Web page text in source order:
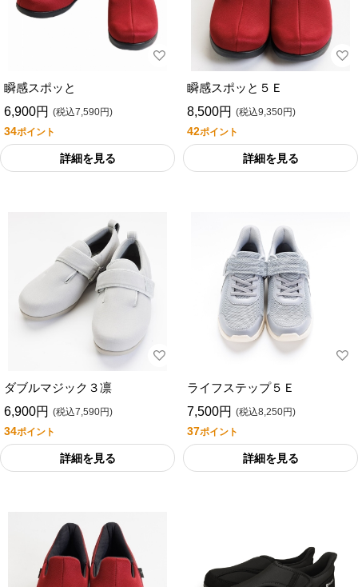
瞬感スポッと
6,900円 (税込7,590円)
34ポイント
詳細を見る
瞬感スポッと５Ｅ
8,500円 (税込9,350円)
42ポイント
詳細を見る
ダブルマジック３凛
6,900円 (税込7,590円)
34ポイント
詳細を見る
ライフステップ５Ｅ
7,500円 (税込8,250円)
37ポイント
詳細を見る